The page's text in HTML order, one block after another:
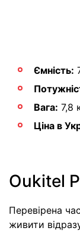
Ємність:
Вага: 7,8
Ціна в
Oukitel
Перевірена
живити